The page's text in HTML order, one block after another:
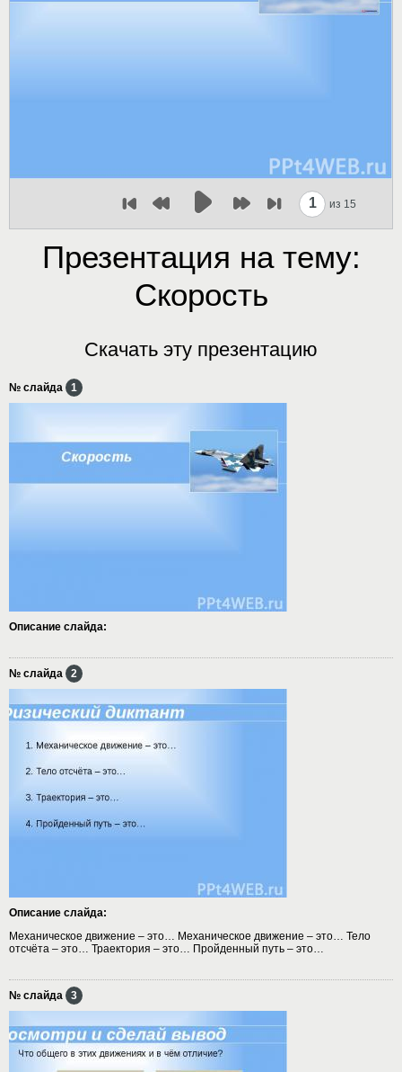
1 из 15
Презентация на тему:
Скорость
Скачать эту презентацию
№ слайда 1
Описание слайда:
№ слайда 2
Описание слайда:
Механическое движение – это… Механическое движение – это… Тело
отсчёта – это… Траектория – это… Пройденный путь – это…
№ слайда 3